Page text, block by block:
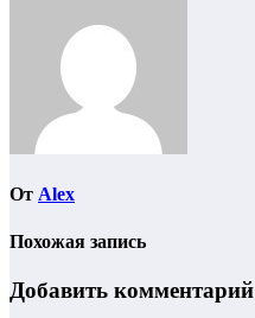
От Alex
Похожая запись
Добавить комментарий